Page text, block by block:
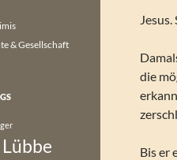
die
Bis er
& Gesellschaft